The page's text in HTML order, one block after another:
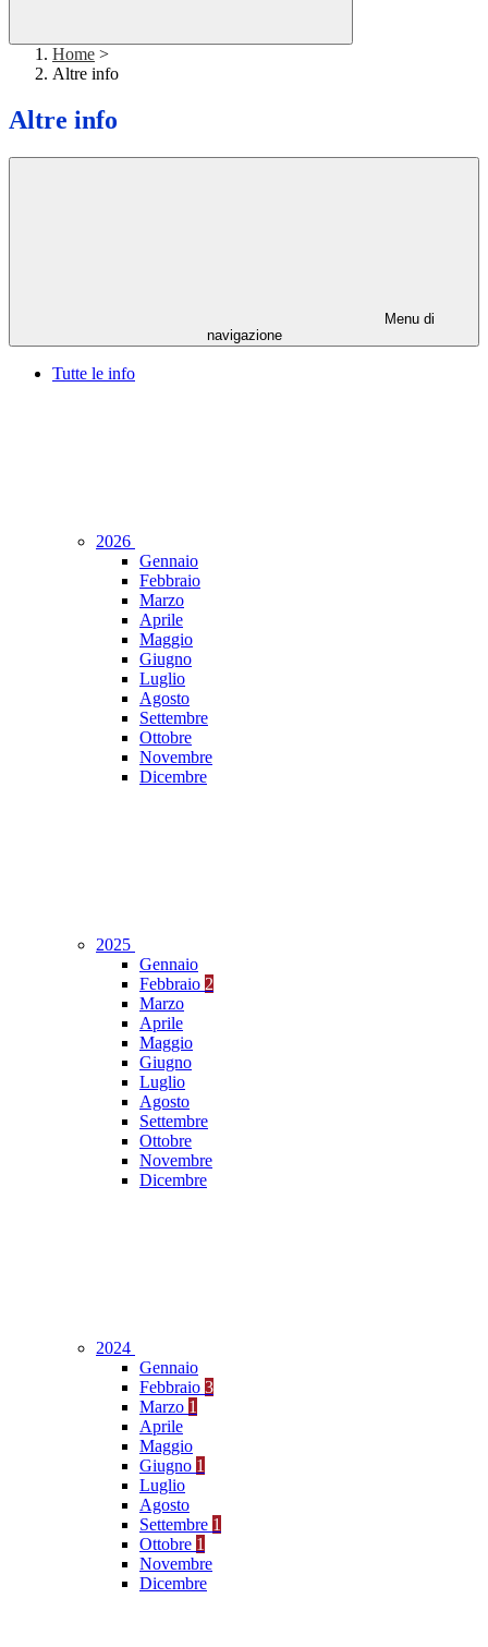
Home >
Altre info
Altre info
Menu di
navigazione
Tutte le info
2026
Gennaio
Febbraio
Marzo
Aprile
Maggio
Giugno
Luglio
Agosto
Settembre
Ottobre
Novembre
Dicembre
2025
Gennaio
Febbraio 2
Marzo
Aprile
Maggio
Giugno
Luglio
Agosto
Settembre
Ottobre
Novembre
Dicembre
2024
Gennaio
Febbraio 3
Marzo 1
Aprile
Maggio
Giugno 1
Luglio
Agosto
Settembre 1
Ottobre 1
Novembre
Dicembre